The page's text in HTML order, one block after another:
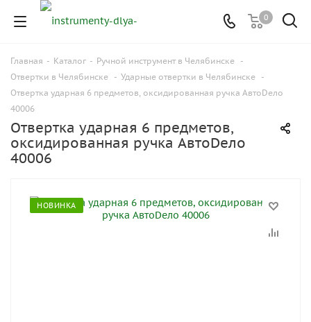
0
Главная - Каталог - Ручной инструмент в Челябинске -
Отвертки в Челябинске - Ударные отвертки в Челябинске -
Отвертка ударная 6 предметов, оксидированная ручка АвтоDело
40006
Отвертка ударная 6 предметов,
оксидированная ручка АвтоDело
40006
НОВИНКА